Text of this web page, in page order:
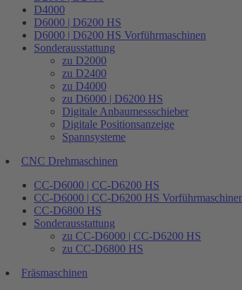
D4000
D6000 | D6200 HS
D6000 | D6200 HS Vorführmaschinen
Sonderausstattung
zu D2000
zu D2400
zu D4000
zu D6000 | D6200 HS
Digitale Anbaumessschieber
Digitale Positionsanzeige
Spannsysteme
CNC Drehmaschinen
CC-D6000 | CC-D6200 HS
CC-D6000 | CC-D6200 HS
CC-D6800 HS
Sonderausstattung
zu CC-D6000 | CC-D6200 HS
zu CC-D6800 HS
Fräsmaschinen